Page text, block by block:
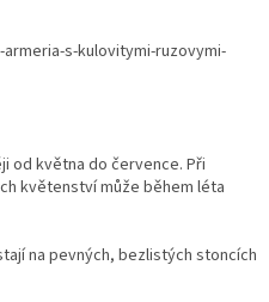
od května do července. Při
květenství může během léta
na pevných, bezlistých stoncích